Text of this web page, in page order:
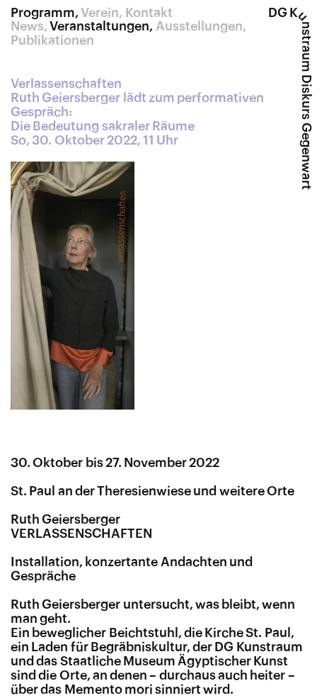
DG Ku
nstraum Diskurs Gegenwart
Programm
News Veranstaltungen
Ausstellungen
Publikationen
Verein Kontakt
Verlassenschaften
Ruth Geiersberger lädt zum performativen
Gespräch:
Die Bedeutung sakraler Räume
So, 30. Oktober 2022, 11 Uhr
30. Oktober bis 27. November 2022
St. Paul an der Theresienwiese und weitere Orte
Ruth Geiersberger
VERLASSENSCHAFTEN
Installation, konzertante Andachten und
Gespräche
Ruth Geiersberger untersucht, was bleibt, wenn
man geht.
Ein beweglicher Beichtstuhl, die Kirche St. Paul,
ein Laden für Begräbniskultur, der DG Kunstraum
und das Staatliche Museum Ägyptischer Kunst
sind die Orte, an denen – durchaus auch heiter –
über das Memento mori sinniert wird.